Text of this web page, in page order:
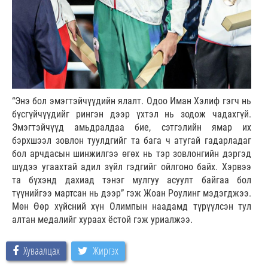
“Энэ бол эмэгтэйчүүдийн ялалт. Одоо Иман Хэлиф гэгч нь
бүсгүйчүүдийг рингэн дээр үхтэл нь зодож чадахгүй.
Эмэгтэйчүүд амьдралдаа бие, сэтгэлийн ямар их
бэрхшээл зовлон туулдгийг та бага ч атугай гадарладаг
бол арчдасын шинжилгээ өгөх нь тэр зовлонгийн дэргэд
шүдээ угаахтай адил зүйл гэдгийг ойлгоно байх. Хэрвээ
та бүхэнд дахиад тэнэг мулгуу асуулт байгаа бол
түүнийгээ мартсан нь дээр” гэж Жоан Роулинг мэдэгджээ.
Мөн Өөр хүйсний хүн Олимпын наадамд түрүүлсэн тул
алтан медалийг хураах ёстой гэж уриалжээ.
Хуваалцах Жиргэх